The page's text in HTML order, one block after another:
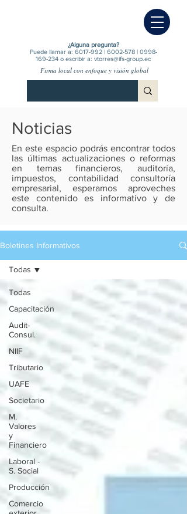
¿Alguna pregunta?
Puede llamar a: 6017-992| 6002-578| 0998-
169-234 o escribir a: vtorres@ifs-group.ec
Firma local con enfoque y visión global
Noticias
En este espacio podrás encontrar todos
las últimas actualizaciones o reformas
en temas financieros, auditoría,
impuestos, contabilidad consultoría
empresarial, esperamos aproveches
este contenido es informativo y de
consulta.
Boletines Informativos
Todas
Capacitación
Audit-
Consul.
NIIF
Tributario
UAFE
Societario
M.
Valores
y
Financiero
Laboral -
S. Social
Producción
Comercio
Todas